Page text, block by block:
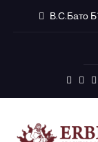
В.С.Бато